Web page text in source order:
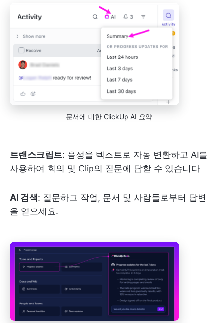
문서에 대한 ClickUp AI 요약
트랜스크립트: 음성을 텍스트로 자동 변환하고 AI를
사용하여 회의 및 Clip의 질문에 답할 수 있습니다.
AI 검색: 질문하고 작업, 문서 및 사람들로부터 답변
을 얻으세요.